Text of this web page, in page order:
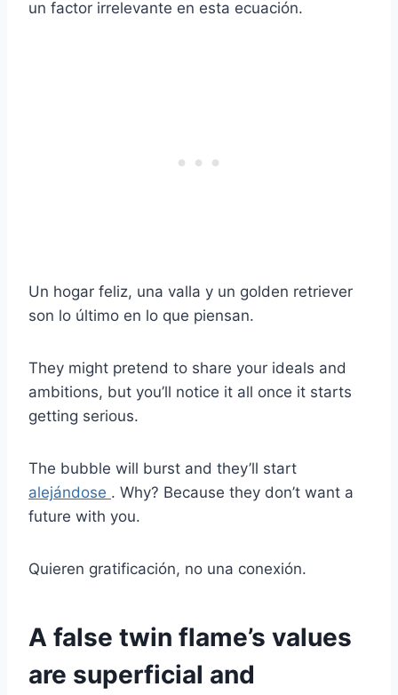
un factor irrelevante en esta ecuación.
Un hogar feliz, una valla y un golden retriever
son lo último en lo que piensan.
They might pretend to share your ideals and
ambitions, but you’ll notice it all once it starts
getting serious.
The bubble will burst and they’ll start
alejándose . Why? Because they don’t want a
future with you.
Quieren gratificación, no una conexión.
A false twin flame’s values
are superficial and